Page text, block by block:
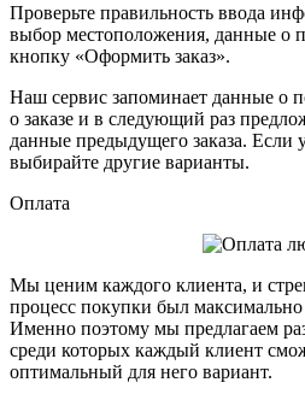
Проверьте правильность ввода
выбор местоположения, данные о
кнопку «Оформить заказ».
Наш сервис запоминает данные о
о заказе и в следующий раз
данные предыдущего заказа. Если
выбирайте другие варианты.
Оплата
Мы ценим каждого клиента, и
процесс покупки был
Именно поэтому мы предлагаем
среди которых каждый клиент
оптимальный для него вариант.